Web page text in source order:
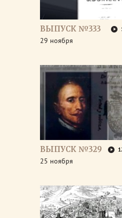
ВЫПУСК №333
29 ноября
ВЫПУСК №329
25 ноября